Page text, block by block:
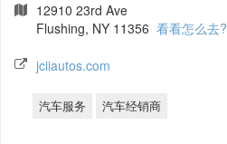
12910 23rd Ave
Flushing, NY 11356 看看怎么去?
jciiautos.com
汽车服务 汽车经销商